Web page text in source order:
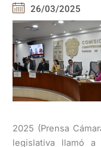
26/03/2025
2025 (Prensa
legislativa llamó